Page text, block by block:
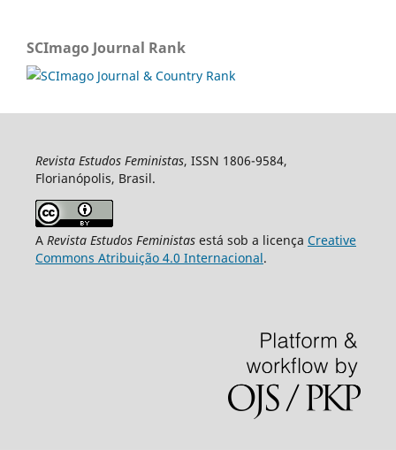
SCImago Journal Rank
Revista Estudos Feministas, ISSN 1806-9584,
Florianópolis, Brasil.
A Revista Estudos Feministasestá sob a licença Creative
Commons Atribuição 4.0 Internacional.